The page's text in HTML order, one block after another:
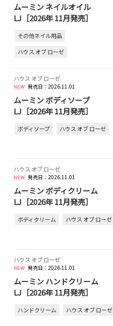
ムーミン ネイルオイル
LJ［2026年 11月発売］
その他ネイル用品
ハウス オブ ローゼ
ハウス オブ ローゼ
発売日：2026.11.01
ムーミン ボディソープ
LJ［2026年 11月発売］
ボディソープ ハウス オブ ローゼ
ハウス オブ ローゼ
発売日：2026.11.01
ムーミン ボディクリーム
LJ［2026年 11月発売］
ボディクリーム ハウス オブ ローゼ
ハウス オブ ローゼ
発売日：2026.11.01
ムーミン ハンドクリーム
LJ［2026年 11月発売］
ハンドクリーム ハウス オブ ローゼ